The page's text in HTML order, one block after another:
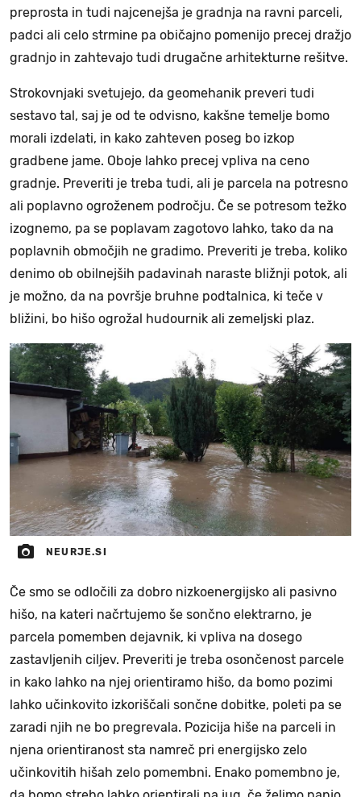
preprosta in tudi najcenejša je gradnja na ravni parceli,
padci ali celo strmine pa običajno pomenijo precej dražjo
gradnjo in zahtevajo tudi drugačne arhitekturne rešitve.
Strokovnjaki svetujejo, da geomehanik preveri tudi
sestavo tal, saj je od te odvisno, kakšne temelje bomo
morali izdelati, in kako zahteven poseg bo izkop
gradbene jame. Oboje lahko precej vpliva na ceno
gradnje. Preveriti je treba tudi, ali je parcela na potresno
ali poplavno ogroženem področju. Če se potresom težko
izognemo, pa se poplavam zagotovo lahko, tako da na
poplavnih območjih ne gradimo. Preveriti je treba, koliko
denimo ob obilnejših padavinah naraste bližnji potok, ali
je možno, da na površje bruhne podtalnica, ki teče v
bližini, bo hišo ogrožal hudournik ali zemeljski plaz.
NEURJE.SI
Če smo se odločili za dobro nizkoenergijsko ali pasivno
hišo, na kateri načrtujemo še sončno elektrarno, je
parcela pomemben dejavnik, ki vpliva na dosego
zastavljenih ciljev. Preveriti je treba osončenost parcele
in kako lahko na njej orientiramo hišo, da bomo pozimi
lahko učinkovito izkoriščali sončne dobitke, poleti pa se
zaradi njih ne bo pregrevala. Pozicija hiše na parceli in
njena orientiranost sta namreč pri energijsko zelo
učinkovitih hišah zelo pomembni. Enako pomembno je,